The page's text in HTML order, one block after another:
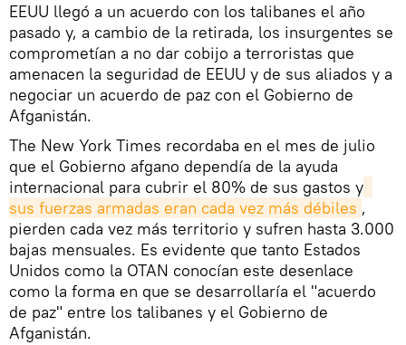
EEUU llegó a un acuerdo con los talibanes el año
pasado y, a cambio de la retirada, los insurgentes se
comprometían a no dar cobijo a terroristas que
amenacen la seguridad de EEUU y de sus aliados y a
negociar un acuerdo de paz con el Gobierno de
Afganistán.
The New York Times recordaba en el mes de julio
que el Gobierno afgano dependía de la ayuda
internacional para cubrir el 80% de sus gastos y
sus fuerzas armadas eran cada vez más débiles ,
pierden cada vez más territorio y sufren hasta 3.000
bajas mensuales. Es evidente que tanto Estados
Unidos como la OTAN conocían este desenlace
como la forma en que se desarrollaría el "acuerdo
de paz" entre los talibanes y el Gobierno de
Afganistán.